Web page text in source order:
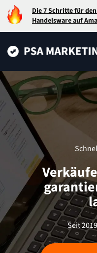
Die 7 Schritte für
Handelsware auf
Seit